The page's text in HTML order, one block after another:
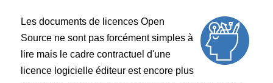
Les documents de licences Open
Source ne sont pas forcément simples à
lire mais le cadre contractuel d'une
licence logicielle éditeur est encore plus